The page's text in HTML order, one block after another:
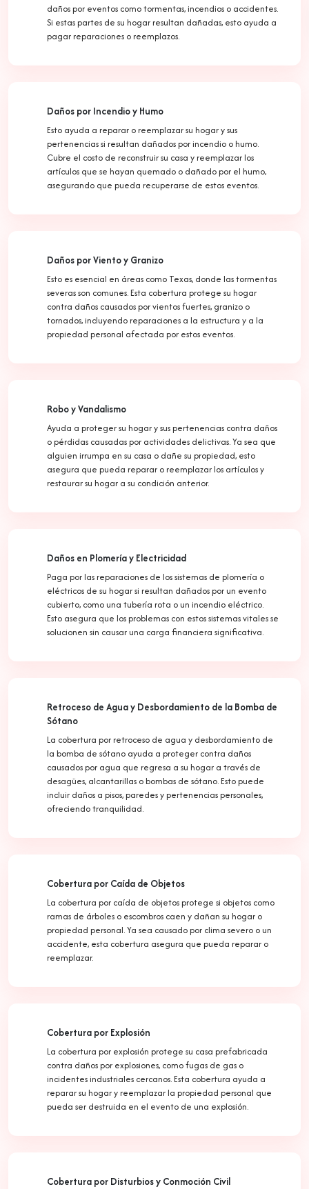
daños por eventos como tormentas, incendios o accidentes.
Si estas partes de su hogar resultan dañadas, esto ayuda a
pagar reparaciones o reemplazos.
Daños por Incendio y Humo
Esto ayuda a reparar o reemplazar su hogar y sus
pertenencias si resultan dañados por incendio o humo.
Cubre el costo de reconstruir su casa y reemplazar los
artículos que se hayan quemado o dañado por el humo,
asegurando que pueda recuperarse de estos eventos.
Daños por Viento y Granizo
Esto es esencial en áreas como Texas, donde las tormentas
severas son comunes. Esta cobertura protege su hogar
contra daños causados por vientos fuertes, granizo o
tornados, incluyendo reparaciones a la estructura y a la
propiedad personal afectada por estos eventos.
Robo y Vandalismo
Ayuda a proteger su hogar y sus pertenencias contra daños
o pérdidas causadas por actividades delictivas. Ya sea que
alguien irrumpa en su casa o dañe su propiedad, esto
asegura que pueda reparar o reemplazar los artículos y
restaurar su hogar a su condición anterior.
Daños en Plomería y Electricidad
Paga por las reparaciones de los sistemas de plomería o
eléctricos de su hogar si resultan dañados por un evento
cubierto, como una tubería rota o un incendio eléctrico.
Esto asegura que los problemas con estos sistemas vitales se
solucionen sin causar una carga financiera significativa.
Retroceso de Agua y Desbordamiento de la Bomba de
Sótano
La cobertura por retroceso de agua y desbordamiento de
la bomba de sótano ayuda a proteger contra daños
causados por agua que regresa a su hogar a través de
desagües, alcantarillas o bombas de sótano. Esto puede
incluir daños a pisos, paredes y pertenencias personales,
ofreciendo tranquilidad.
Cobertura por Caída de Objetos
La cobertura por caída de objetos protege si objetos como
ramas de árboles o escombros caen y dañan su hogar o
propiedad personal. Ya sea causado por clima severo o un
accidente, esta cobertura asegura que pueda reparar o
reemplazar.
Cobertura por Explosión
La cobertura por explosión protege su casa prefabricada
contra daños por explosiones, como fugas de gas o
incidentes industriales cercanos. Esta cobertura ayuda a
reparar su hogar y reemplazar la propiedad personal que
pueda ser destruida en el evento de una explosión.
Cobertura por Disturbios y Conmoción Civil